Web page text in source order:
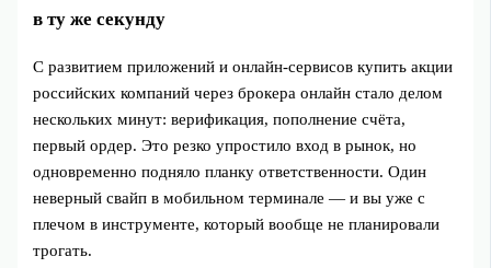
в ту же секунду
С развитием приложений и онлайн‑сервисов купить акции
российских компаний через брокера онлайн стало делом
нескольких минут: верификация, пополнение счёта,
первый ордер. Это резко упростило вход в рынок, но
одновременно подняло планку ответственности. Один
неверный свайп в мобильном терминале — и вы уже с
плечом в инструменте, который вообще не планировали
трогать.